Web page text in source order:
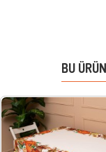
BU